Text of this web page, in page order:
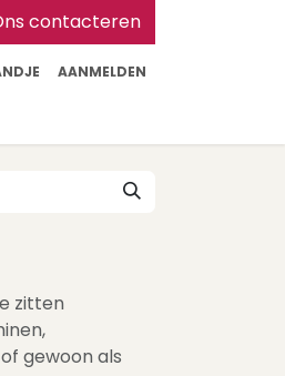
contacteren
AANMELDEN
zitten
gewoon als